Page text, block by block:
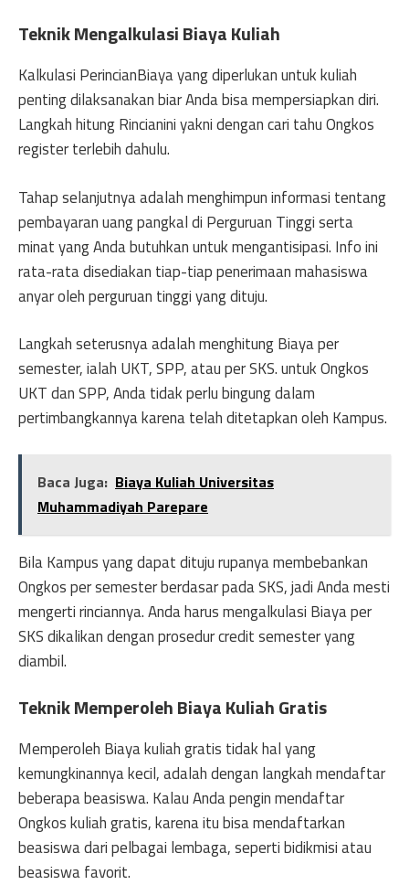
Teknik Mengalkulasi Biaya Kuliah
Kalkulasi PerincianBiaya yang diperlukan untuk kuliah
penting dilaksanakan biar Anda bisa mempersiapkan diri.
Langkah hitung Rincianini yakni dengan cari tahu Ongkos
register terlebih dahulu.
Tahap selanjutnya adalah menghimpun informasi tentang
pembayaran uang pangkal di Perguruan Tinggi serta
minat yang Anda butuhkan untuk mengantisipasi. Info ini
rata-rata disediakan tiap-tiap penerimaan mahasiswa
anyar oleh perguruan tinggi yang dituju.
Langkah seterusnya adalah menghitung Biaya per
semester, ialah UKT, SPP, atau per SKS. untuk Ongkos
UKT dan SPP, Anda tidak perlu bingung dalam
pertimbangkannya karena telah ditetapkan oleh Kampus.
Baca Juga: Biaya Kuliah Universitas
Muhammadiyah Parepare
Bila Kampus yang dapat dituju rupanya membebankan
Ongkos per semester berdasar pada SKS, jadi Anda mesti
mengerti rinciannya. Anda harus mengalkulasi Biaya per
SKS dikalikan dengan prosedur credit semester yang
diambil.
Teknik Memperoleh Biaya Kuliah Gratis
Memperoleh Biaya kuliah gratis tidak hal yang
kemungkinannya kecil, adalah dengan langkah mendaftar
beberapa beasiswa. Kalau Anda pengin mendaftar
Ongkos kuliah gratis, karena itu bisa mendaftarkan
beasiswa dari pelbagai lembaga, seperti bidikmisi atau
beasiswa favorit.